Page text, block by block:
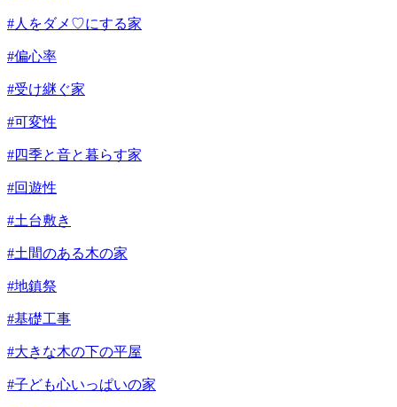
#人をダメ♡にする家
#偏心率
#受け継ぐ家
#可変性
#四季と音と暮らす家
#回遊性
#土台敷き
#土間のある木の家
#地鎮祭
#基礎工事
#大きな木の下の平屋
#子ども心いっぱいの家